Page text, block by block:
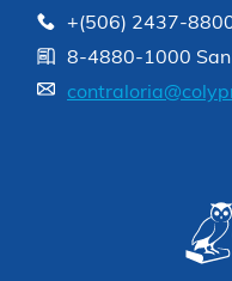
+(506) 2437-
8-4880-1000 San